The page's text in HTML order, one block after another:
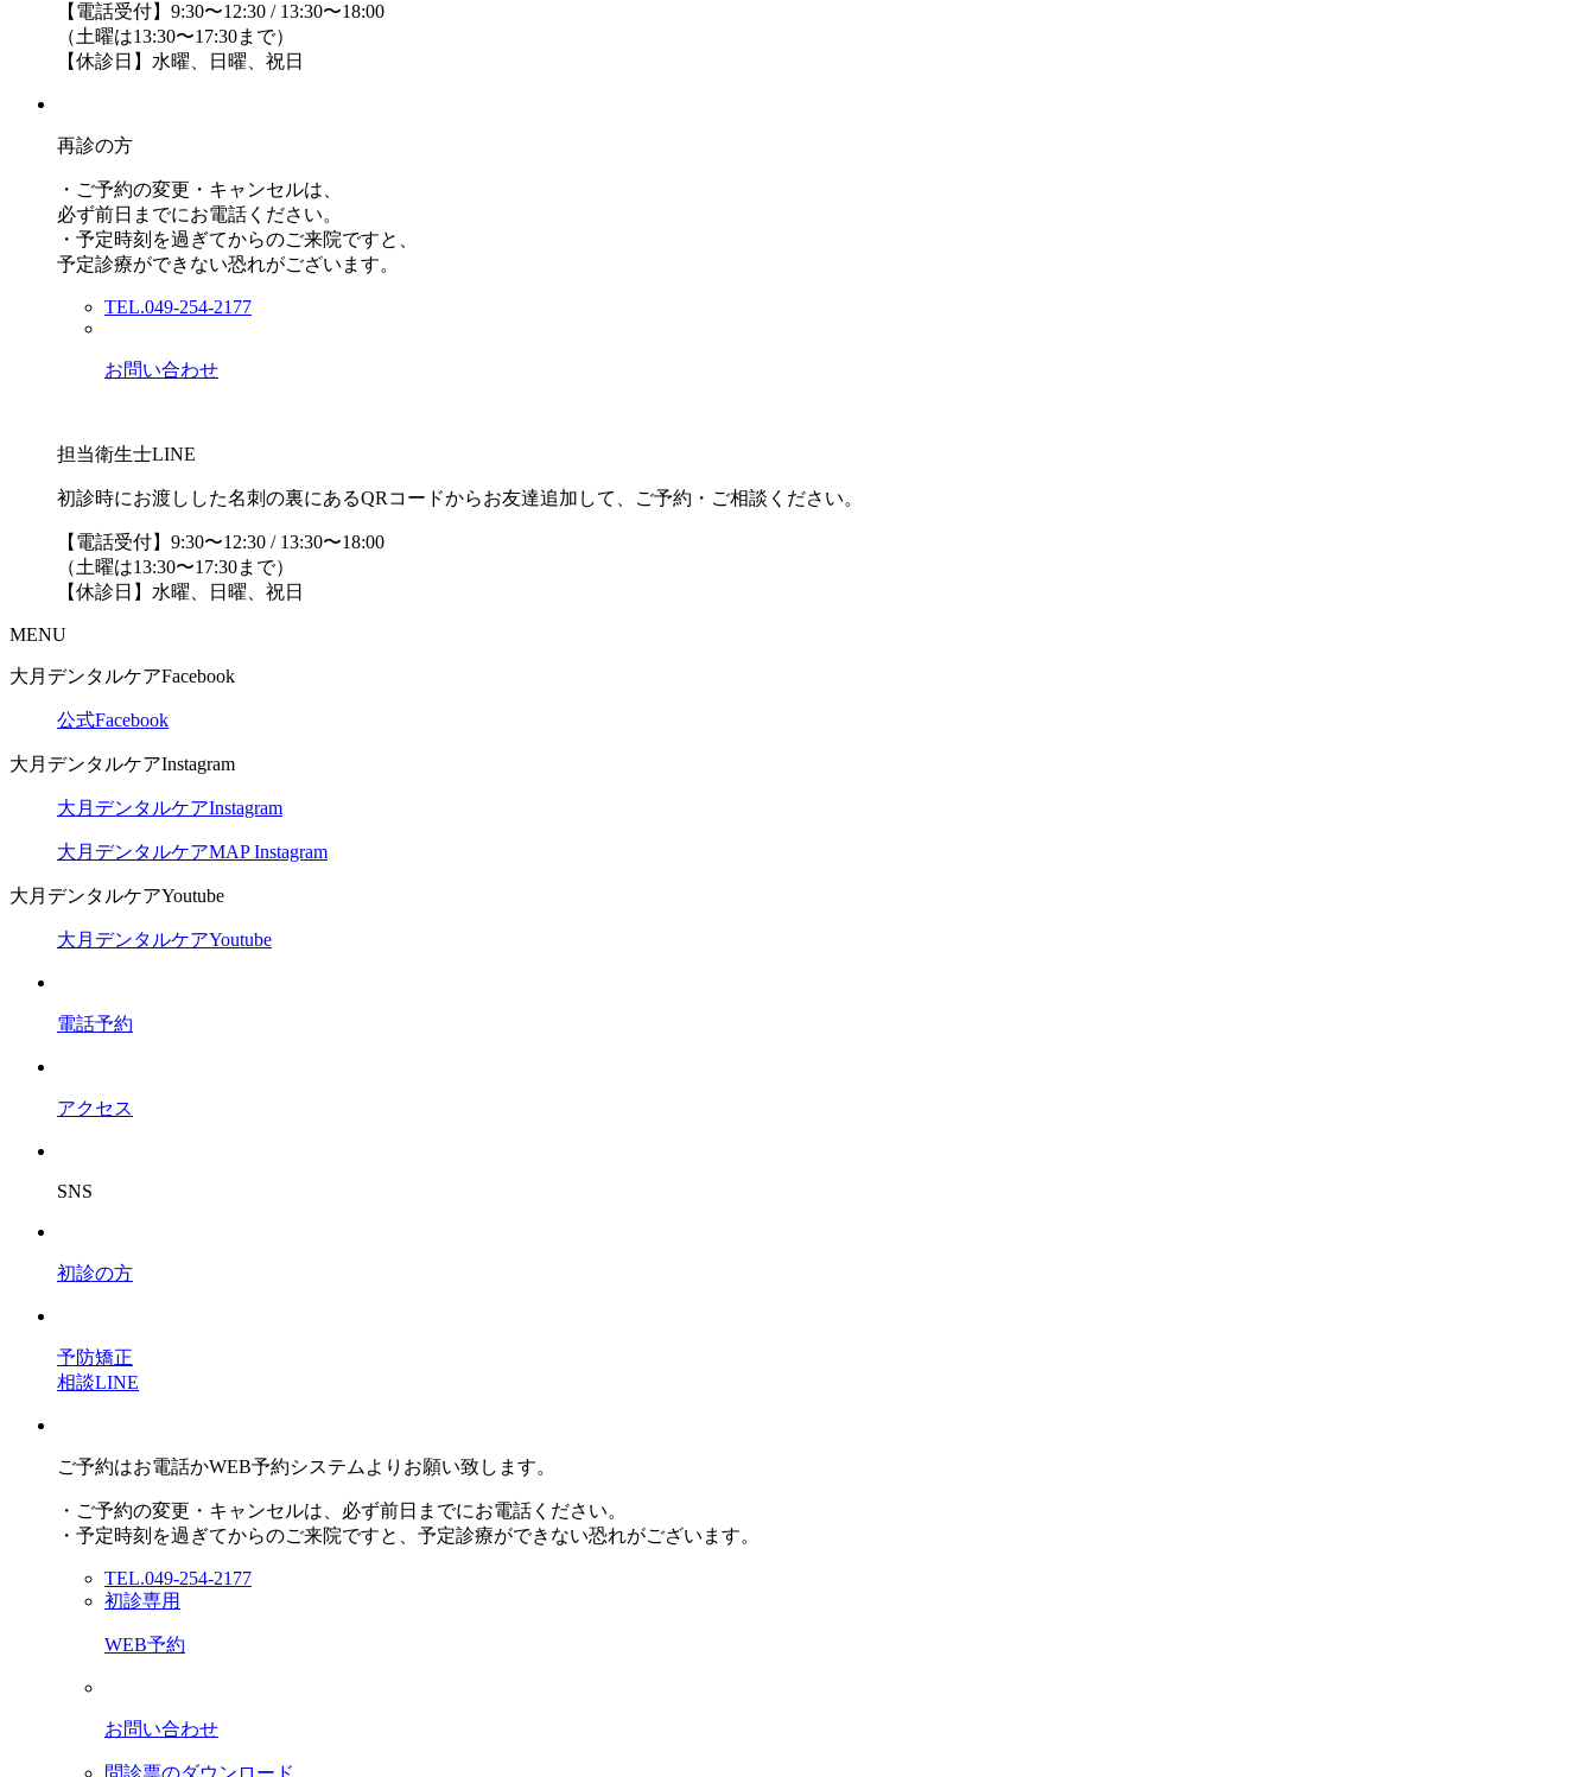
【電話受付】9:30〜12:30 / 13:30〜18:00
（土曜は13:30〜17:30まで）
【休診日】水曜、日曜、祝日
再診の方
・ご予約の変更・キャンセルは、
必ず前日までにお電話ください。
・予定時刻を過ぎてからのご来院ですと、
予定診療ができない恐れがございます。
TEL.049-254-2177
お問い合わせ
担当衛生士LINE
初診時にお渡しした名刺の裏にあるQRコードからお友達追加して、ご予約・ご相談ください。
【電話受付】9:30〜12:30 / 13:30〜18:00
（土曜は13:30〜17:30まで）
【休診日】水曜、日曜、祝日
MENU
大月デンタルケアFacebook
公式Facebook
大月デンタルケアInstagram
大月デンタルケアInstagram
大月デンタルケアMAP Instagram
大月デンタルケアYoutube
大月デンタルケアYoutube
電話予約
アクセス
SNS
初診の方
予防矯正
相談LINE
ご予約はお電話かWEB予約システムよりお願い致します。
・ご予約の変更・キャンセルは、必ず前日までにお電話ください。
・予定時刻を過ぎてからのご来院ですと、予定診療ができない恐れがございます。
TEL.049-254-2177
初診専用
WEB予約
お問い合わせ
問診票のダウンロード